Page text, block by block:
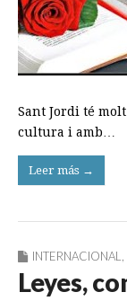
Sant Jordi té
cultura i amb…
Leer más →
INTERNACIONAL,
Leyes,